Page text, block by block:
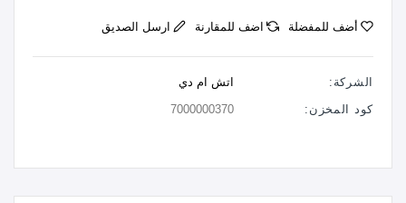
أضف للمفضلة اضف للمقارنة ارسل الصديق
الشركة:
اتش ام دي
كود المخزن:
7000000370